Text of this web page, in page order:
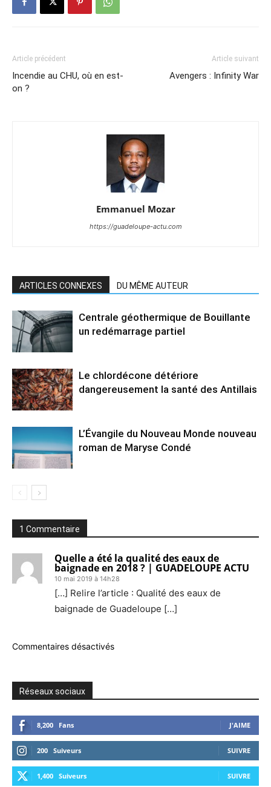
Article précédent
Incendie au CHU, où en est-
on ?
Article suivant
Avengers : Infinity War
Emmanuel Mozar
https://guadeloupe-actu.com
ARTICLES CONNEXES DU MÊME AUTEUR
Centrale géothermique de Bouillante
un redémarrage partiel
Le chlordécone détériore
dangereusement la santé des Antillais
L’Évangile du Nouveau Monde nouveau
roman de Maryse Condé
1 Commentaire
Quelle a été la qualité des eaux de
baignade en 2018 ? | GUADELOUPE ACTU
10 mai 2019 à 14h28
[…] Relire l’article : Qualité des eaux de
baignade de Guadeloupe […]
Commentaires désactivés
Réseaux sociaux
8,200 Fans J'AIME
200 Suiveurs SUIVRE
1,400 Suiveurs SUIVRE